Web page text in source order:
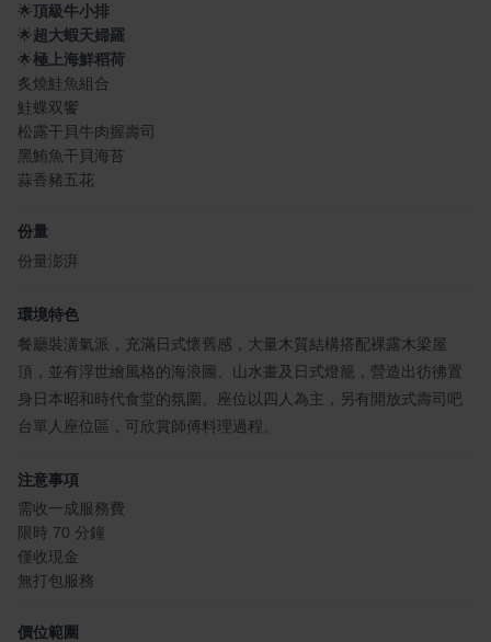
🌟頂級牛小排
🌟超大蝦天婦羅
🌟極上海鮮稻荷
炙燒鮭魚組合
鮭蝶双饗
松露干貝牛肉握壽司
黑鮪魚干貝海苔
蒜香豬五花
份量
份量澎湃
環境特色
餐廳裝潢氣派，充滿日式懷舊感，大量木質結構搭配裸露木梁屋
頂，並有浮世繪風格的海浪圖、山水畫及日式燈籠，營造出彷彿置
身日本昭和時代食堂的氛圍。座位以四人為主，另有開放式壽司吧
台單人座位區，可欣賞師傅料理過程。
注意事項
需收一成服務費
限時 70 分鐘
僅收現金
無打包服務
價位範圍